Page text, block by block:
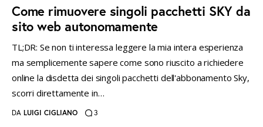
Come rimuovere singoli pacchetti SKY da
sito web autonomamente
TL;DR: Se non ti interessa leggere la mia intera esperienza
ma semplicemente sapere come sono riuscito a richiedere
online la disdetta dei singoli pacchetti dell'abbonamento Sky,
scorri direttamente in…
DA LUIGI CIGLIANO 3